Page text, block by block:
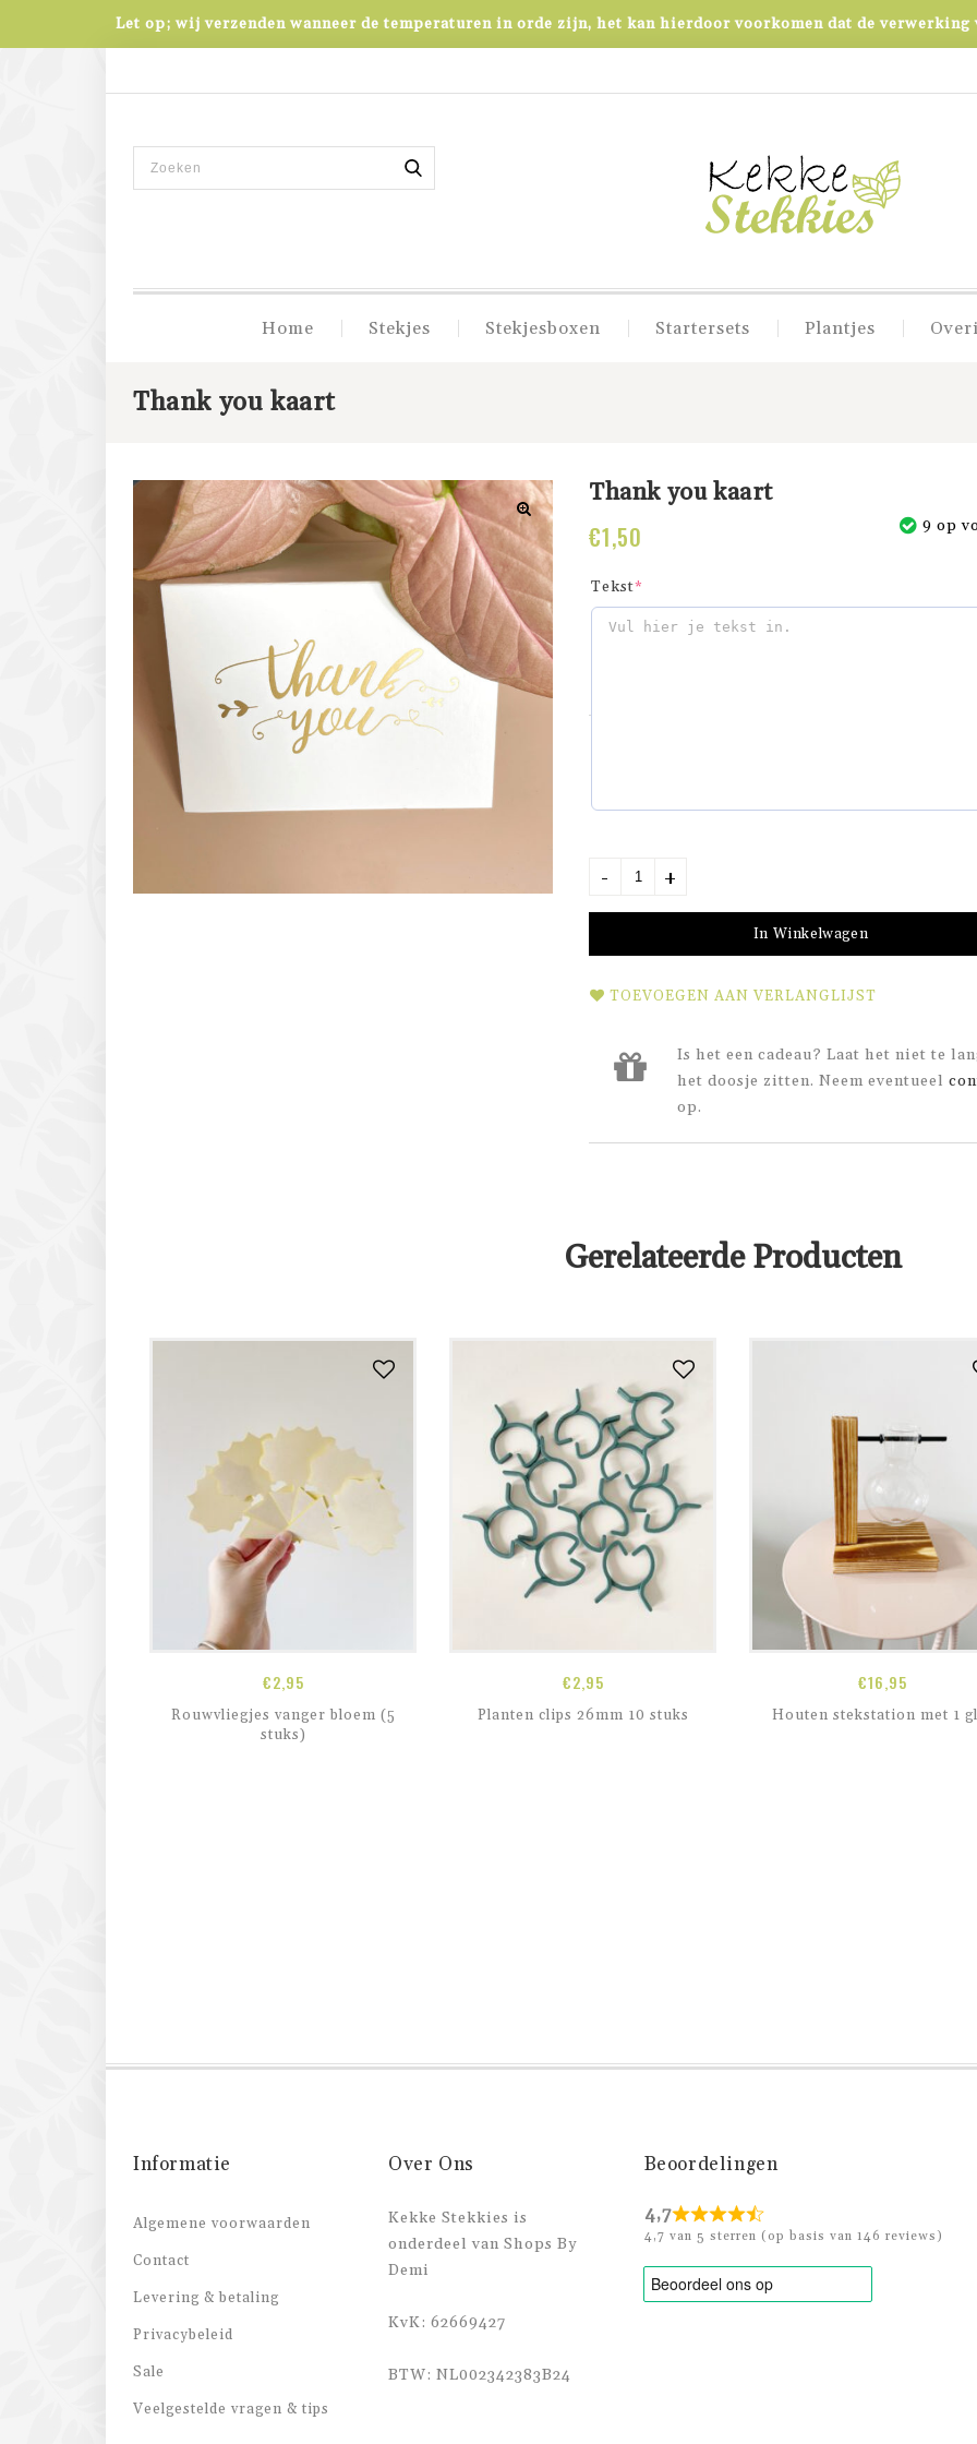
Let op; wij verzenden wanneer de temperaturen in orde zijn, het kan hierdoor voorkomen dat de
Home Stekjes Stekjesboxen Startersets Plantjes
Thank you kaart
Thank you kaart
€1,50 9 op
Tekst*
In Winkelwagen
TOEVOEGEN AAN VERLANGLIJST
Is het een cadeau? Laat het niet te
het doosje zitten. Neem eventueel
op.
Gerelateerde Producten
€2,95
Rouwvliegjes vanger bloem (5
stuks)
€2,95
Planten clips 26mm 10 stuks
€16,95
Houten stekstation met 1
Informatie
Algemene voorwaarden
Contact
Levering & betaling
Privacybeleid
Sale
Veelgestelde vragen & tips
Over Ons
Kekke Stekkies is
onderdeel van Shops By
Demi
KvK: 62669427
BTW: NL002342383B24
Beoordelingen
4,7
4,7 van 5 sterren (op basis van 146 reviews)